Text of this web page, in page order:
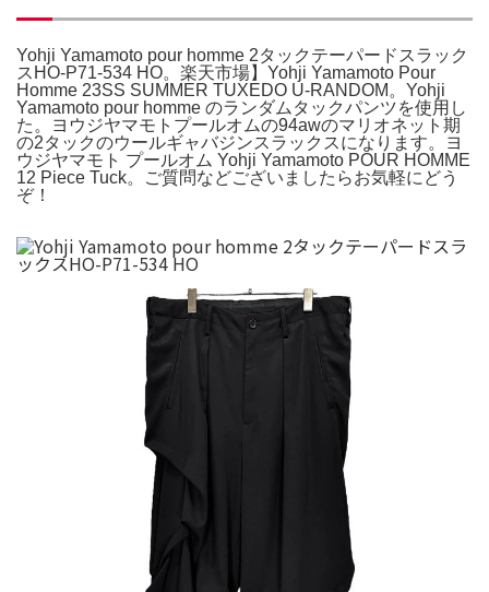
Yohji Yamamoto pour homme 2タックテーパードスラック
スHO-P71-534 HO。楽天市場】Yohji Yamamoto Pour
Homme 23SS SUMMER TUXEDO U-RANDOM。Yohji
Yamamoto pour homme のランダムタックパンツを使用し
た。ヨウジヤマモトプールオムの94awのマリオネット期
の2タックのウールギャバジンスラックスになります。ヨ
ウジヤマモト プールオム Yohji Yamamoto POUR HOMME
12 Piece Tuck。ご質問などございましたらお気軽にどう
ぞ！